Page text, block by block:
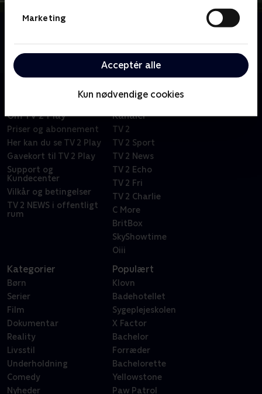
Marketing
Acceptér alle
Kun nødvendige cookies
som nogle danske grise opdrættes under.
Om TV 2 Play
Priser og abonnement
Her kan du se TV 2 Play
Gavekort til TV 2 Play
Support og
Kundecenter
Vilkår og betingelser
TV 2 NEWS i offentligt
rum
Kanaler
TV 2
TV 2 Sport
TV 2 News
TV 2 Echo
TV 2 Fri
TV 2 Charlie
C More
BritBox
SkyShowtime
Oiii
Kategorier
Børn
Serier
Film
Dokumentar
Reality
Livsstil
Underholdning
Comedy
Nyheder
Populært
Klovn
Badehotellet
Sygeplejeskolen
X Factor
Bachelor
Forræder
Bachelorette
Yellowstone
Paw Patrol